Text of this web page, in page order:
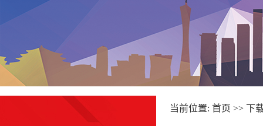
当前位置: 首页 >> 下